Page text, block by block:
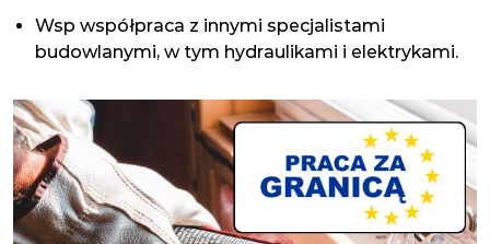
Wsp współpraca z innymi specjalistami
budowlanymi, w tym hydraulikami i elektrykami.